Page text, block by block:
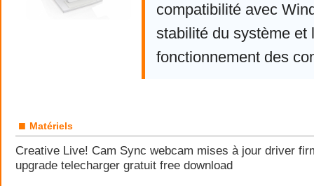
compatibilité avec
stabilité du système et
fonctionnement des
■ Matériels
Creative Live! Cam Sync webcam mises à jour driver
upgrade telecharger gratuit free download